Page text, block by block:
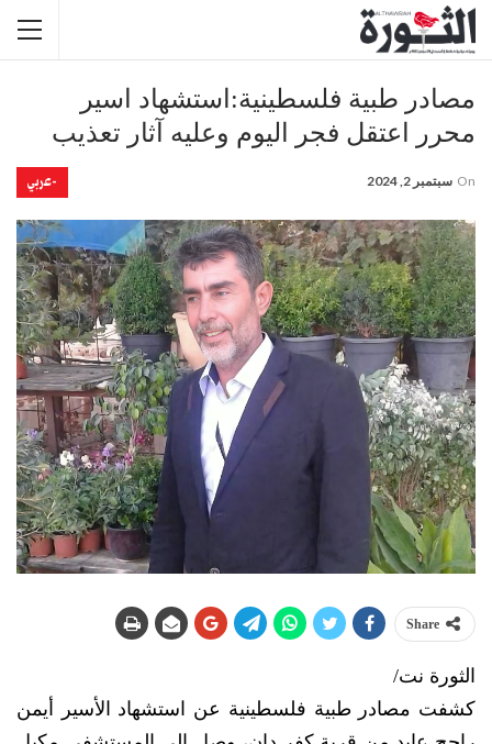
مصادر طبية فلسطينية:استشهاد اسير
محرر اعتقل فجر اليوم وعليه آثار تعذيب
-عربي On سبتمبر 2, 2024
Share
الثورة نت/
كشفت مصادر طبية فلسطينية عن استشهاد الأسير أيمن